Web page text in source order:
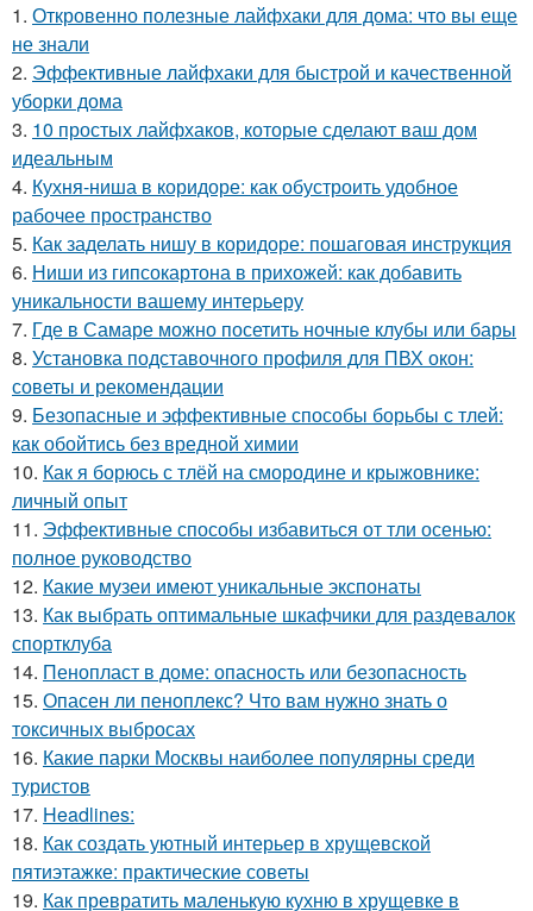
1. Откровенно полезные лайфхаки для дома: что вы еще
не знали
2. Эффективные лайфхаки для быстрой и качественной
уборки дома
3. 10 простых лайфхаков, которые сделают ваш дом
идеальным
4. Кухня-ниша в коридоре: как обустроить удобное
рабочее пространство
5. Как заделать нишу в коридоре: пошаговая инструкция
6. Ниши из гипсокартона в прихожей: как добавить
уникальности вашему интерьеру
7. Где в Самаре можно посетить ночные клубы или бары
8. Установка подставочного профиля для ПВХ окон:
советы и рекомендации
9. Безопасные и эффективные способы борьбы с тлей:
как обойтись без вредной химии
10. Как я борюсь с тлёй на смородине и крыжовнике:
личный опыт
11. Эффективные способы избавиться от тли осенью:
полное руководство
12. Какие музеи имеют уникальные экспонаты
13. Как выбрать оптимальные шкафчики для раздевалок
спортклуба
14. Пенопласт в доме: опасность или безопасность
15. Опасен ли пеноплекс? Что вам нужно знать о
токсичных выбросах
16. Какие парки Москвы наиболее популярны среди
туристов
17. Headlines:
18. Как создать уютный интерьер в хрущевской
пятиэтажке: практические советы
19. Как превратить маленькую кухню в хрущевке в